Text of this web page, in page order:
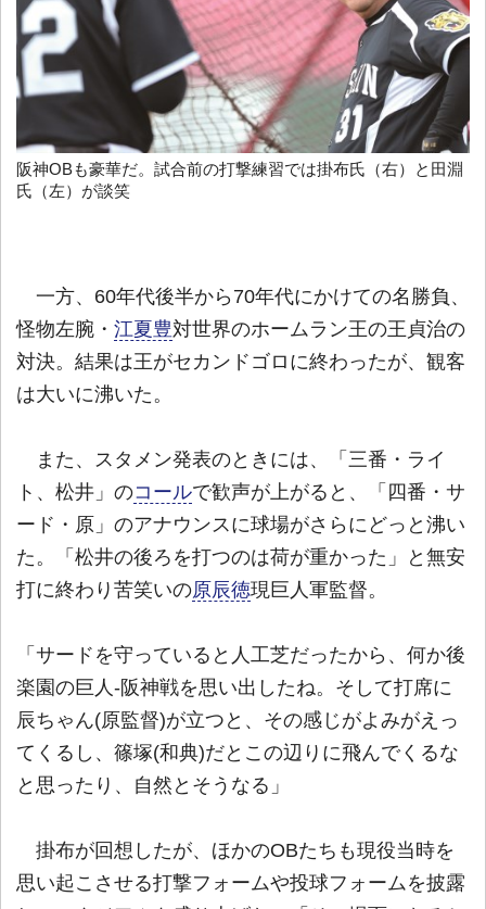
阪神OBも豪華だ。試合前の打撃練習では掛布氏（右）と田淵
氏（左）が談笑
一方、60年代後半から70年代にかけての名勝負、
怪物左腕・ 江夏豊対世界のホームラン王の王貞治の
対決。結果は王がセカンドゴロに終わったが、観客
は大いに沸いた。
また、スタメン発表のときには、「三番・ライ
ト、松井」のコールで歓声が上がると、「四番・サ
ード・原」のアナウンスに球場がさらにどっと沸い
た。「松井の後ろを打つのは荷が重かった」と無安
打に終わり苦笑いの原辰徳現巨人軍監督。
「サードを守っていると人工芝だったから、何か後
楽園の巨人-阪神戦を思い出したね。そして打席に
辰ちゃん(原監督)が立つと、その感じがよみがえっ
てくるし、篠塚(和典)だとこの辺りに飛んでくるな
と思ったり、自然とそうなる」
掛布が回想したが、ほかのOBたちも現役当時を
思い起こさせる打撃フォームや投球フォームを披露